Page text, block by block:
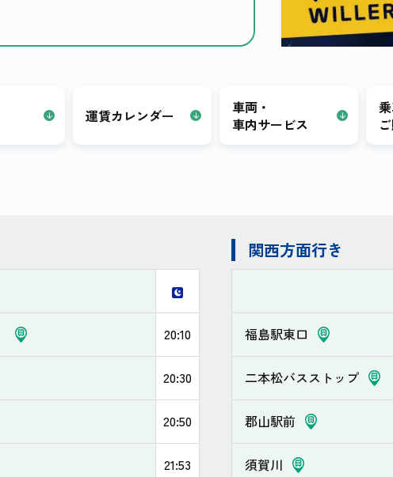
運賃カレンダー
車両・
車内サービス
20:10
20:30
20:50
21:53
関西方面行き
福島駅東口
二本松バスストップ
郡山駅前
須賀川